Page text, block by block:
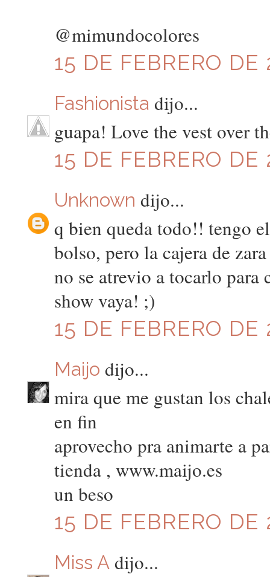
@mimundocolores
15 DE FEBRERO
Fashionista dijo...
guapa! Love the vest over
15 DE FEBRERO
Unknown dijo...
q bien queda todo!! tengo
bolso, pero la cajera de
no se atrevio a tocarlo para
show vaya! ;)
15 DE FEBRERO
Maijo dijo...
mira que me gustan los
en fin
aprovecho pra animarte a
tienda , www.maijo.es
un beso
15 DE FEBRERO DE
Miss Adijo...